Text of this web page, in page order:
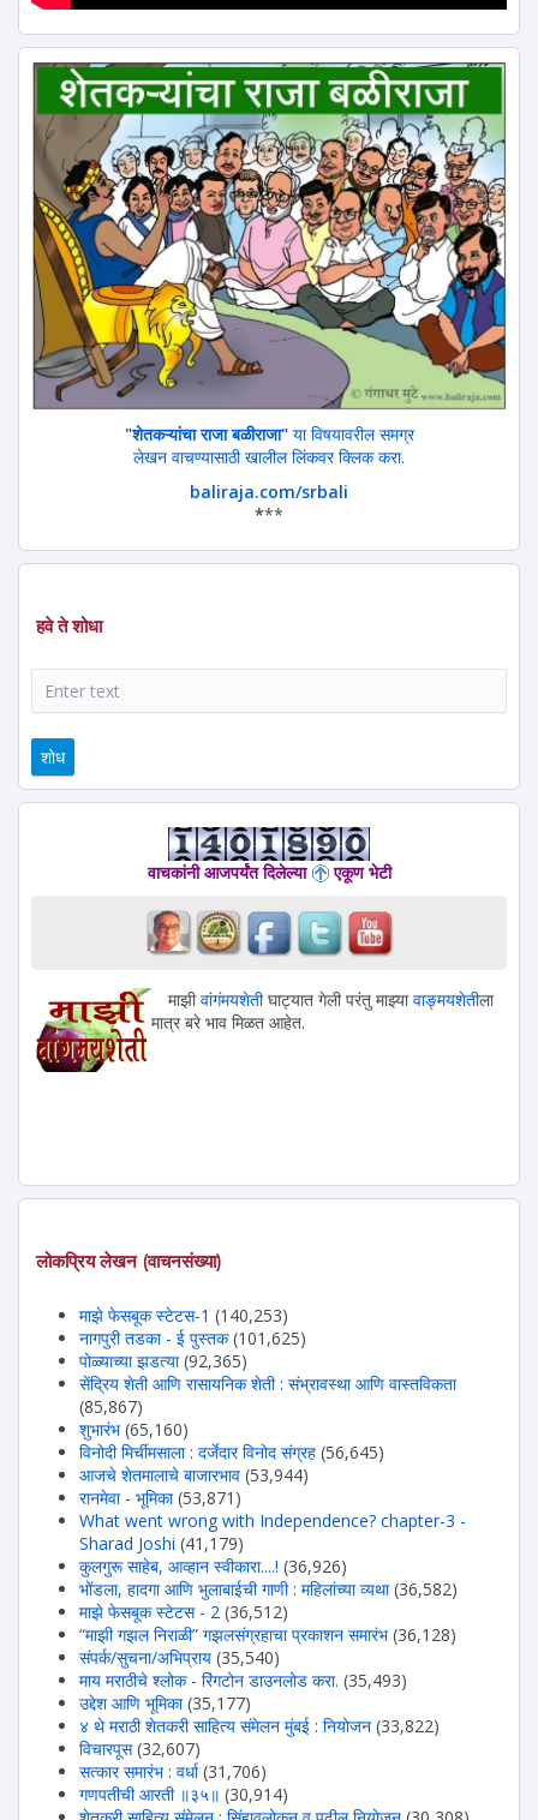
"शेतकऱ्यांचा राजा बळीराजा"या विषयावरील समग्र
लेखन वाचण्यासाठी खालील लिंकवर क्लिक करा.
baliraja.com/srbali
***
हवे ते शोधा
शोध
वाचकांनी आजपर्यंत दिलेल्या एकूण भेटी
माझीवांगंमयशेतीघाट्यात गेली परंतु माझ्यावाङ्मयशेतीला
मात्र बरे भाव मिळत आहेत.
लोकप्रिय लेखन (वाचनसंख्या)
माझे फेसबूक स्टेटस-1 (140,253)
नागपुरी तडका - ई पुस्तक (101,625)
पोळ्याच्या झडत्या (92,365)
सेंद्रिय शेती आणि रासायनिक शेती : संभ्रावस्था आणि वास्तविकता
(85,867)
शुभारंभ (65,160)
विनोदी मिर्चीमसाला : दर्जेदार विनोद संग्रह (56,645)
आजचे शेतमालाचे बाजारभाव (53,944)
रानमेवा - भूमिका (53,871)
What went wrong with Independence? chapter-3 -
Sharad Joshi (41,179)
कुलगुरू साहेब, आव्हान स्वीकारा....! (36,926)
भोंडला, हादगा आणि भुलाबाईची गाणी : महिलांच्या व्यथा (36,582)
माझे फेसबूक स्टेटस - 2 (36,512)
“माझी गझल निराळी” गझलसंग्रहाचा प्रकाशन समारंभ (36,128)
संपर्क/सुचना/अभिप्राय (35,540)
माय मराठीचे श्लोक - रिंगटोन डाउनलोड करा. (35,493)
उद्देश आणि भूमिका (35,177)
४ थे मराठी शेतकरी साहित्य संमेलन मुंबई : नियोजन (33,822)
विचारपूस (32,607)
सत्कार समारंभ : वर्धा (31,706)
गणपतीची आरती ॥३५॥ (30,914)